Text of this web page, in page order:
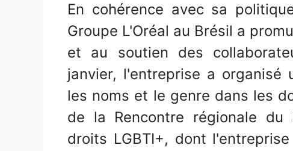
En cohérence avec sa
Groupe L'Oréal au Brésil a
et au soutien des
janvier, l'entreprise a
les noms et le genre dans les
de la Rencontre régionale
droits LGBTI+, dont